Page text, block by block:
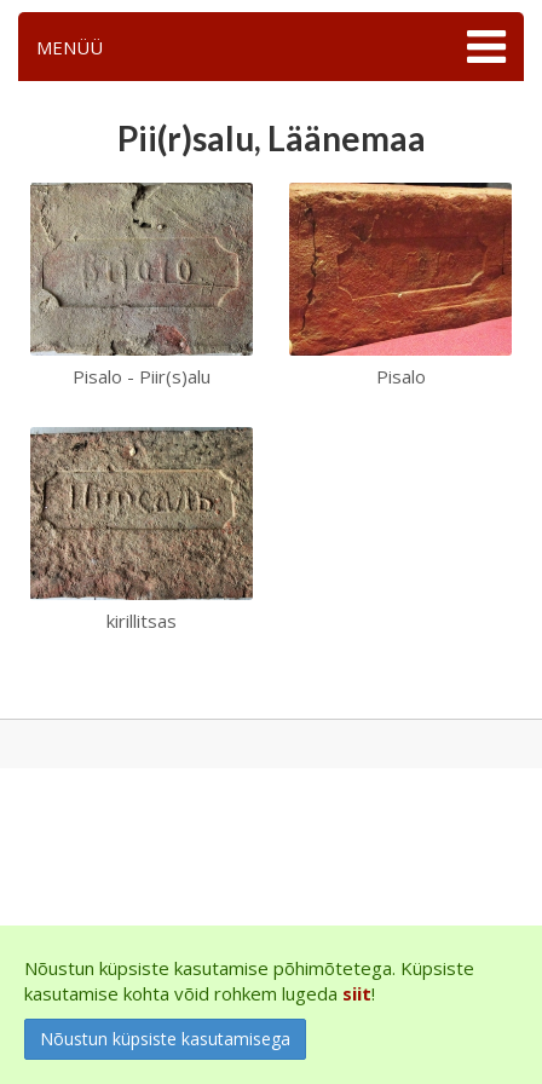
MENÜÜ
Pii(r)salu, Läänemaa
Pisalo - Piir(s)alu Pisalo
kirillitsas
Nõustun küpsiste kasutamise põhimõtetega. Küpsiste
kasutamise kohta võid rohkem lugeda siit!